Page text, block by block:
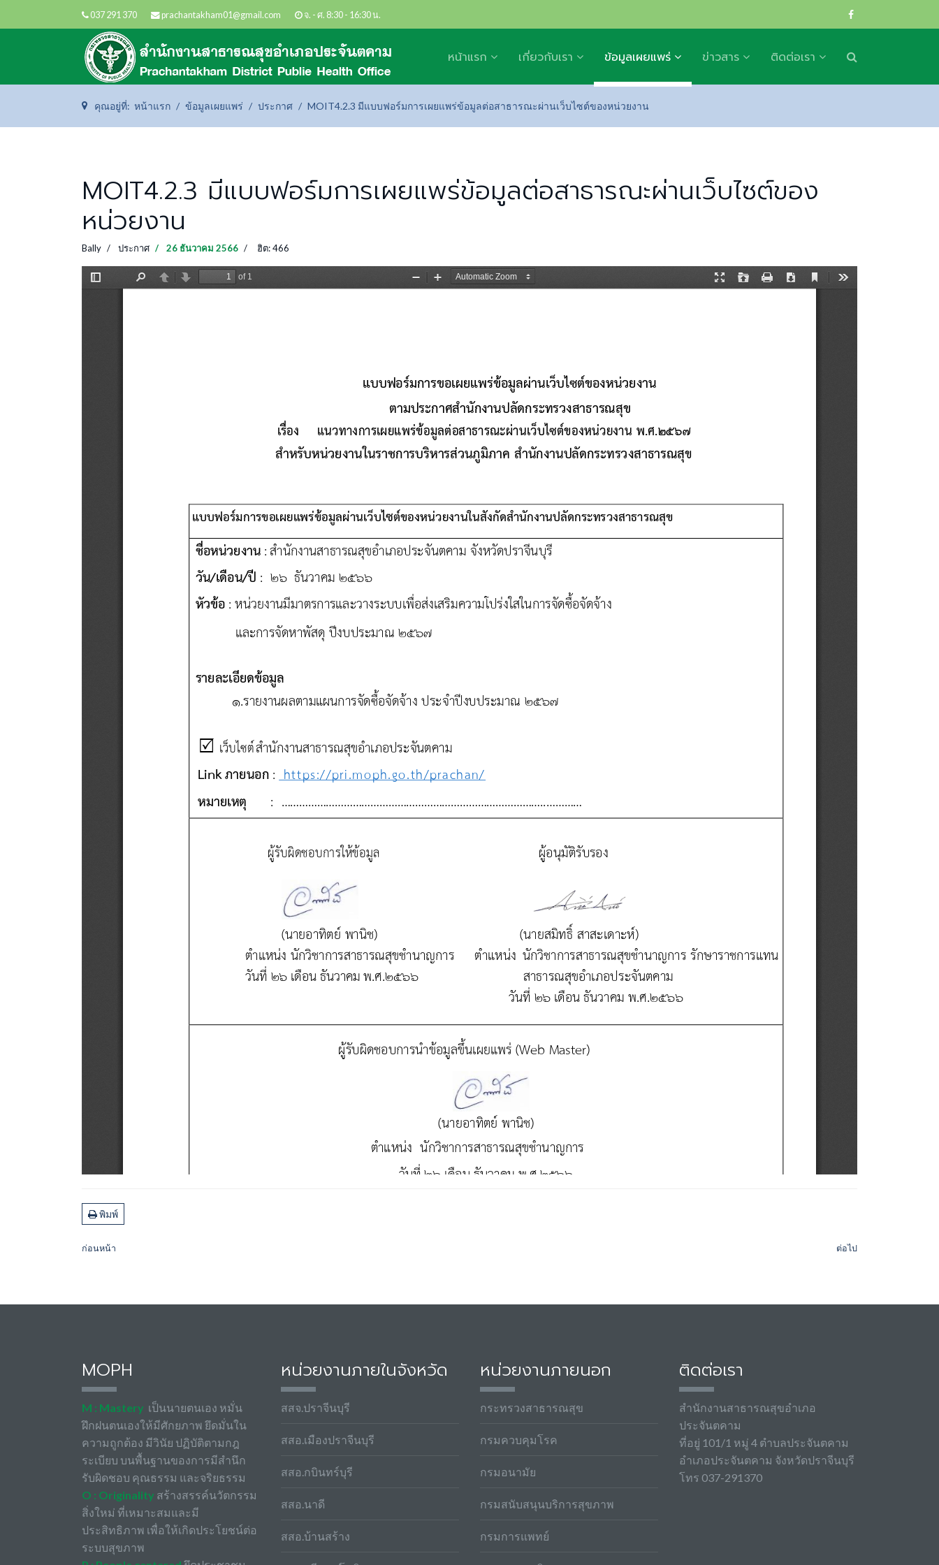
037 291 370 prachantakham01@gmail.com จ. - ศ. 8:30 - 16:30 น.
หน้าแรก เกี่ยวกับเรา ข้อมูลเผยแพร่ ข่าวสาร ติดต่อเรา
คุณอยู่ที่: หน้าแรก ข้อมูลเผยแพร่ ประกาศ MOIT4.2.3 มีแบบฟอร์มการเผยแพร่ข้อมูลต่อสาธารณะผ่านเว็บไซต์ของหน่วยงาน
MOIT4.2.3 มีแบบฟอร์มการเผยแพร่ข้อมูลต่อสาธารณะผ่านเว็บไซต์ของ
หน่วยงาน
Bally ประกาศ 26 ธันวาคม 2566 ฮิต: 466
พิมพ์
ก่อนหน้า ต่อไป
MOPH
M : Mastery เป็นนายตนเอง หมั่น
ฝึกฝนตนเองให้มีศักยภาพ ยึดมั่นใน
ความถูกต้อง มีวินัย ปฏิบัติตามกฎ
ระเบียบ บนพื้นฐานของการมีสำนึก
รับผิดชอบ คุณธรรม และจริยธรรม
O : Originality สร้างสรรค์นวัตกรรม
สิ่งใหม่ ที่เหมาะสมและมี
ประสิทธิภาพ เพื่อให้เกิดประโยชน์ต่อ
ระบบสุขภาพ
หน่วยงานภายในจังหวัด
สสจ.ปราจีนบุรี
สสอ.เมืองปราจีนบุรี
สสอ.กบินทร์บุรี
สสอ.นาดี
สสอ.บ้านสร้าง
หน่วยงานภายนอก
กระทรวงสาธารณสุข
กรมควบคุมโรค
กรมอนามัย
กรมสนับสนุนบริการสุขภาพ
กรมการแพทย์
ติดต่อเรา
สำนักงานสาธารณสุขอำเภอ
ประจันตคาม
ที่อยู่ 101/1 หมู่ 4 ตำบลประจันตคาม
อำเภอประจันตคาม จังหวัดปราจีนบุรี
โทร 037-291370